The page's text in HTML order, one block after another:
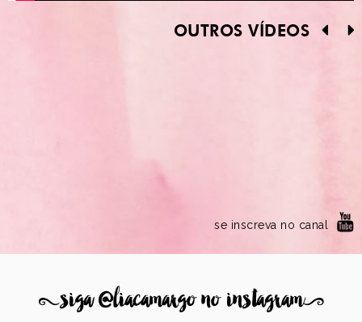
OUTROS VÍDEOS
se inscreva no canal
8siga @liacamargo no instagram9